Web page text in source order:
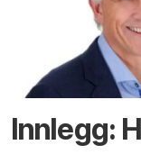
Innlegg: